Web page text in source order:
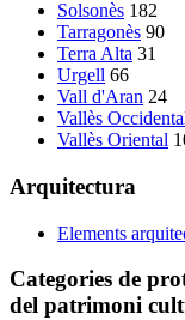
Solsonès 182
Tarragonès 90
Terra Alta 31
Urgell 66
Vall d'Aran 24
Vallès
Vallès Oriental
Arquitectura
Elements
Categories de
del patrimoni